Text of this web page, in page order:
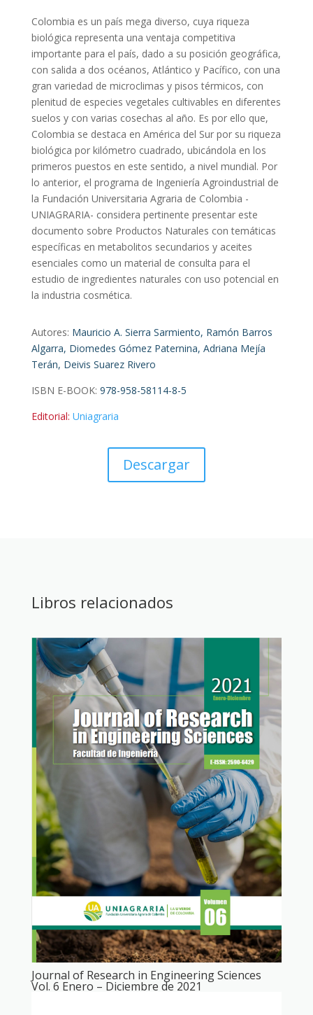
Colombia es un país mega diverso, cuya riqueza
biológica representa una ventaja competitiva
importante para el país, dado a su posición geográfica,
con salida a dos océanos, Atlántico y Pacífico, con una
gran variedad de microclimas y pisos térmicos, con
plenitud de especies vegetales cultivables en diferentes
suelos y con varias cosechas al año. Es por ello que,
Colombia se destaca en América del Sur por su riqueza
biológica por kilómetro cuadrado, ubicándola en los
primeros puestos en este sentido, a nivel mundial. Por
lo anterior, el programa de Ingeniería Agroindustrial de
la Fundación Universitaria Agraria de Colombia -
UNIAGRARIA- considera pertinente presentar este
documento sobre Productos Naturales con temáticas
específicas en metabolitos secundarios y aceites
esenciales como un material de consulta para el
estudio de ingredientes naturales con uso potencial en
la industria cosmética.
Autores: Mauricio A. Sierra Sarmiento, Ramón Barros
Algarra, Diomedes Gómez Paternina, Adriana Mejía
Terán, Deivis Suarez Rivero
ISBN E-BOOK: 978-958-58114-8-5
Editorial: Uniagraria
Descargar
Libros relacionados
Journal of Research in Engineering Sciences
Vol. 6 Enero – Diciembre de 2021